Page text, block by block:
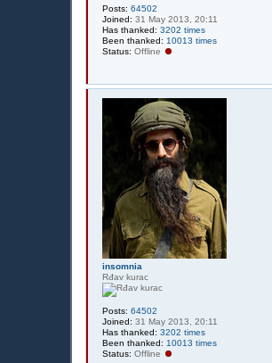
Posts: 64502
Joined: 31 May 2013, 20:11
Has thanked: 3202 times
Been thanked: 10013 times
Status: Offline
insomnia
Rđav kurac
Posts: 64502
Joined: 31 May 2013, 20:11
Has thanked: 3202 times
Been thanked: 10013 times
Status: Offline